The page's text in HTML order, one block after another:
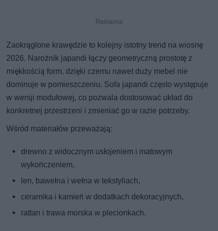
Zaokrąglone krawędzie to kolejny istotny trend na wiosnę
2026. Narożnik japandi łączy geometryczną prostotę z
miękkością form, dzięki czemu nawet duży mebel nie
dominuje w pomieszczeniu. Sofa japandi często występuje
w wersji modułowej, co pozwala dostosować układ do
konkretnej przestrzeni i zmieniać go w razie potrzeby.
Wśród materiałów przeważają:
drewno z widocznym usłojeniem i matowym
wykończeniem,
len, bawełna i wełna w tekstyliach,
ceramika i kamień w dodatkach dekoracyjnych,
rattan i trawa morska w plecionkach.